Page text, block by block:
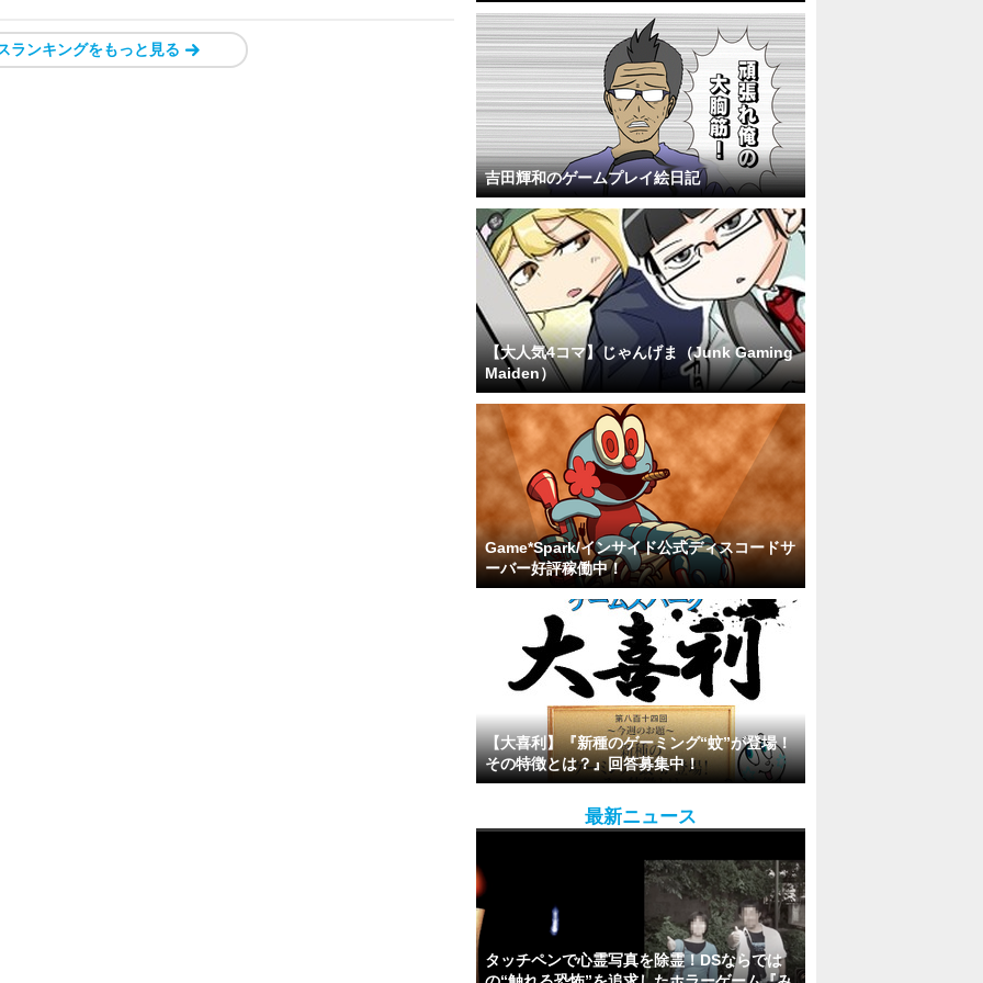
ランキングをもっと見る
吉田輝和のゲームプレイ絵日記
【大人気4コマ】じゃんげま（Junk Gaming
Maiden）
Game*Spark/インサイド公式ディスコードサ
ーバー好評稼働中！
【大喜利】『新種のゲーミング“蚊”が登場！
その特徴とは？』回答募集中！
最新ニュース
タッチペンで心霊写真を除霊！DSならでは